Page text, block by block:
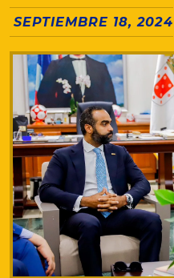
SEPTIEMBRE 18, 2024